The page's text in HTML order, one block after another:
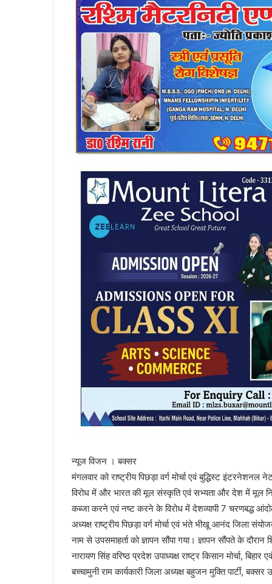
न्यूज विजन । बक्सर
मंगलवार को राष्ट्रीय पिछड़ा वर्ग मोर्चा एवं बुद्धिस्ट इंटरनेशनल
विरोध में और भारत की मूल संस्कृति एवं सभ्यता और देश में मूल
कब्जा करने एवं नष्ट करने के विरोध में देशव्यापी 7 चरणबद्ध
अध्यक्ष राष्ट्रीय पिछड़ा वर्ग मोर्चा एवं भंते भीखू आनंद जिला
नाम से उपसमाहर्ता को ज्ञापन सौंपा गया। ज्ञापन सौंपते के
नारायण सिंह वरिष्ठ प्रदेश उपाध्यक्ष राष्ट्र किसान मोर्चा,
बच्चामुनी राम कार्यकारी जिला अध्यक्ष बहुजन मुक्ति पार्टी,